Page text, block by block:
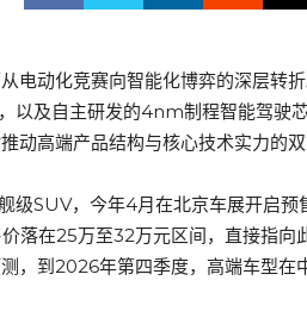
电动化竞赛向智能化博弈的深层转
以及自主研发的4nm制程智能驾驶
动高端产品结构与核心技术实力的双
级SUV，今年4月在北京车展开启
落在25万至32万元区间，直接指
，到2026年第四季度，高端车型